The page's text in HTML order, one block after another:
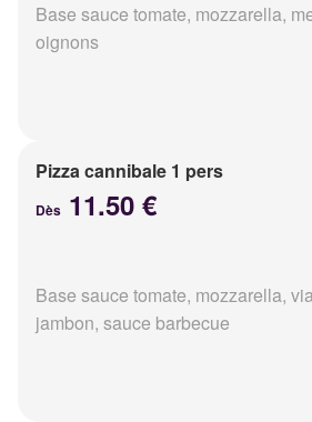
Base sauce tomate, mozzarella,
oignons
Pizza cannibale 1 pers
Dès 11.50 €
Base sauce tomate, mozzarella,
jambon, sauce barbecue